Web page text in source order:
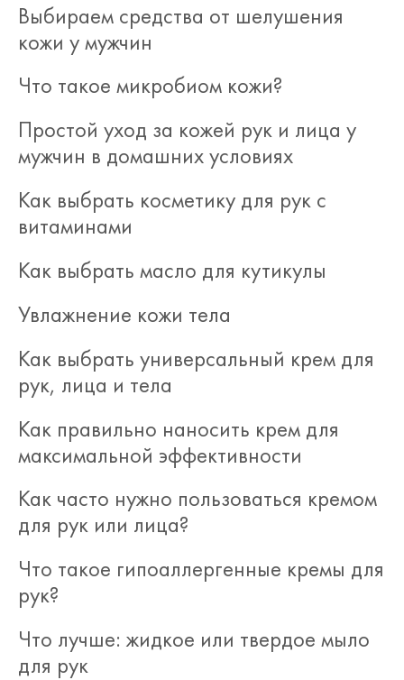
Выбираем средства от шелушения
кожи у мужчин
Что такое микробиом кожи?
Простой уход за кожей рук и лица у
мужчин в домашних условиях
Как выбрать косметику для рук с
витаминами
Как выбрать масло для кутикулы
Увлажнение кожи тела
Как выбрать универсальный крем для
рук, лица и тела
Как правильно наносить крем для
максимальной эффективности
Как часто нужно пользоваться кремом
для рук или лица?
Что такое гипоаллергенные кремы для
рук?
Что лучше: жидкое или твердое мыло
для рук